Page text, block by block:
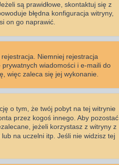
są prawidłowe, skontaktuj się z
błędna konfiguracja witryny,
on go naprawić.
Niemniej rejestracja
prywatnych wiadomości i e-maili do
więc zaleca się jej wykonanie.
o tym, że twój pobyt na tej witrynie
przez kogoś innego. Aby pozostać
jeżeli korzystasz z witryny z
na uczelni itp. Jeśli nie widzisz tej